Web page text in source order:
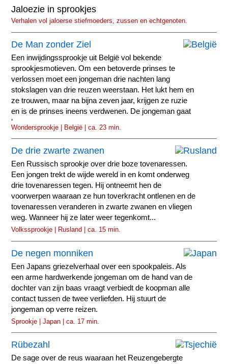
Jaloezie in sprookjes
Verhalen vol jaloerse stiefmoeders, zussen en echtgenoten.
De Man zonder Ziel
Een inwijdingssprookje uit België vol bekende
sprookjesmotieven. Om een betoverde prinses te
verlossen moet een jongeman drie nachten lang
stokslagen van drie reuzen weerstaan. Het lukt hem en
ze trouwen, maar na bijna zeven jaar, krijgen ze ruzie
en is de prinses ineens verdwenen. De jongeman gaat
langs zon...
Wondersprookje | België | ca. 23 min.
De drie zwarte zwanen
Een Russisch sprookje over drie boze tovenaressen.
Een jongen trekt de wijde wereld in en komt onderweg
drie tovenaressen tegen. Hij ontneemt hen de
voorwerpen waaraan ze hun toverkracht ontlenen en de
tovenaressen veranderen in zwarte zwanen en vliegen
weg. Wanneer hij ze later weer tegenkomt...
Volkssprookje | Rusland | ca. 15 min.
De negen monniken
Een Japans griezelverhaal over een spookpaleis. Als
een arme hardwerkende jongeman om de hand van de
dochter van zijn baas vraagt verbiedt de koopman alle
contact tussen de twee verliefden. Hij stuurt de
jongeman op verre reizen.
Sprookje | Japan | ca. 17 min.
Rübezahl
De sage over de reus waaraan het Reuzengebergte